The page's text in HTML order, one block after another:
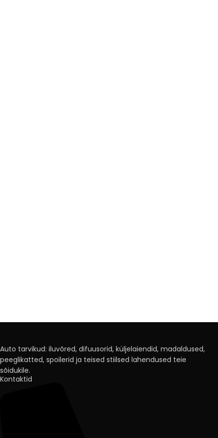
Auto tarvikud: iluvõred, difuusorid, küljelaiendid, madaldused,
peeglikatted, spoilerid ja teised stiilsed lahendused teie
sõidukile.
Kontaktid